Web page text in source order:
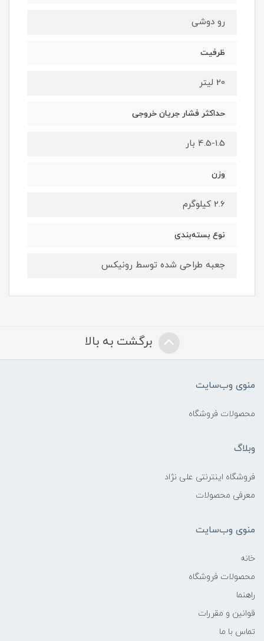
رو دوشی
ظرفیت
20 لیتر
حداکثر فشار جریان خروجی
4.5-1.5 بار
وزن
2.6 کیلوگرم
نوع بسته‌بندی
جعبه طراحی شده توسط رونیکس
برگشت به بالا
منوی وب‌سایت
محصولات فروشگاه
وبلاگ
فروشگاه اینترنتی علی نژاد
معرفی محصولات
منوی وب‌سایت
خانه
محصولات فروشگاه
راهنما
قوانین و مقررات
تماس با ما